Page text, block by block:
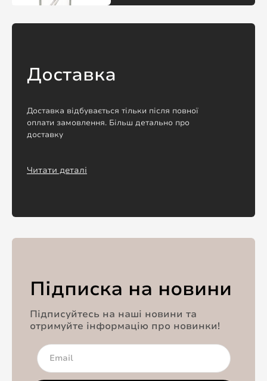
Доставка
Доставка відбувається тільки після повної
оплати замовлення. Більш детально про
доставку
Читати деталі
Підписка на новини
Підписуйтесь на наші новини та
отримуйте інформацію про новинки!